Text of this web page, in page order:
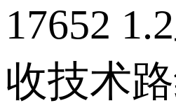
17652
收技术